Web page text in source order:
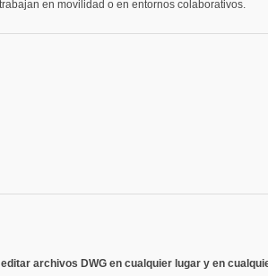
en movilidad o en entornos colaborativos.
archivos DWG en cualquier lugar y en